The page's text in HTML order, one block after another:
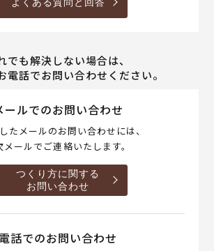
でも解決しない場合は、
電話でお問い合わせください。
ールでのお問い合わせ
たメールのお問い合わせには、
メールでご連絡いたします。
つくり方に関する
お問い合わせ
電話でのお問い合わせ